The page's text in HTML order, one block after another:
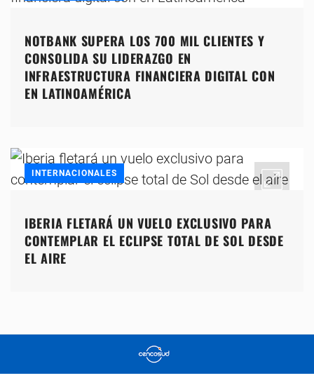
NOTBANK SUPERA LOS 700 MIL CLIENTES Y
CONSOLIDA SU LIDERAZGO EN
INFRAESTRUCTURA FINANCIERA DIGITAL CON
EN LATINOAMÉRICA
INTERNACIONALES
IBERIA FLETARÁ UN VUELO EXCLUSIVO PARA
CONTEMPLAR EL ECLIPSE TOTAL DE SOL DESDE
EL AIRE